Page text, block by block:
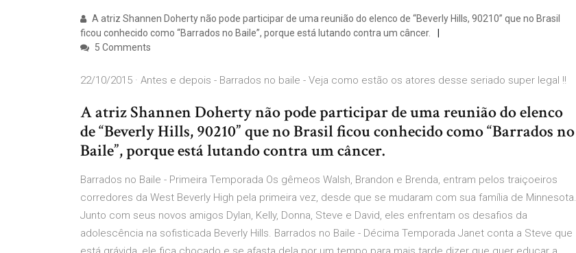
A atriz Shannen Doherty não pode participar de uma reunião do elenco de “Beverly Hills, 90210” que no Brasil
ficou conhecido como “Barrados no Baile”, porque está lutando contra um câncer.
5 Comments
22/10/2015 · Antes e depois - Barrados no baile - Veja como estão os atores desse seriado super legal !!
A atriz Shannen Doherty não pode participar de uma reunião do elenco
de “Beverly Hills, 90210” que no Brasil ficou conhecido como “Barrados no
Baile”, porque está lutando contra um câncer.
Barrados no Baile - Primeira Temporada Os gêmeos Walsh, Brandon e Brenda, entram pelos traiçoeiros
corredores da West Beverly High pela primeira vez, desde que se mudaram com sua família de Minnesota.
Junto com seus novos amigos Dylan, Kelly, Donna, Steve e David, eles enfrentam os desafios da
adolescência na sofisticada Beverly Hills. Barrados no Baile - Décima Temporada Janet conta a Steve que